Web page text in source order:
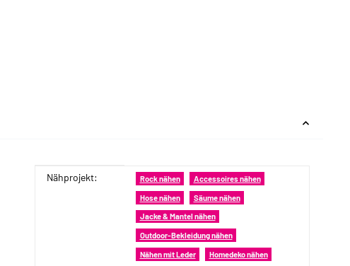
Produkteigenschaft
Wert
Nähprojekt: Rock nähen Accessoires nähen
Hose nähen Säume nähen
Jacke & Mantel nähen
Outdoor-Bekleidung nähen
Nähen mit Leder Homedeko nähen